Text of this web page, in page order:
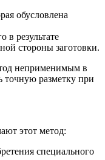
обусловлена
в результате
стороны заготовки.
неприменимым в
точную разметку при
этот метод:
специального